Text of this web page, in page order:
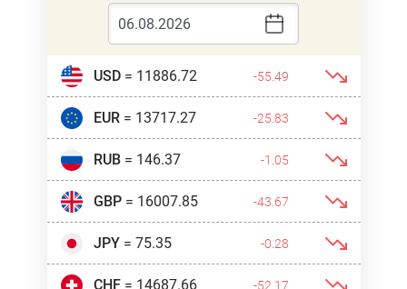
USD= 11886.72 -55.49
EUR= 13717.27 -25.83
RUB= 146.37 -1.05
GBP= 16007.85 -43.67
JPY= 75.35 -0.28
CHF= 14687.66 -52.17